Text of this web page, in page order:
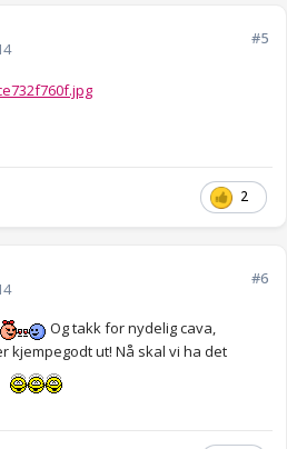
#5
2
#6
Og takk for nydelig cava,
kjempegodt ut! Nå skal vi ha det